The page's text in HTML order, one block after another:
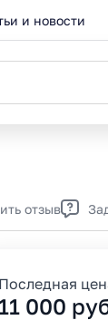
и новости
отзыв
Последная
11 000